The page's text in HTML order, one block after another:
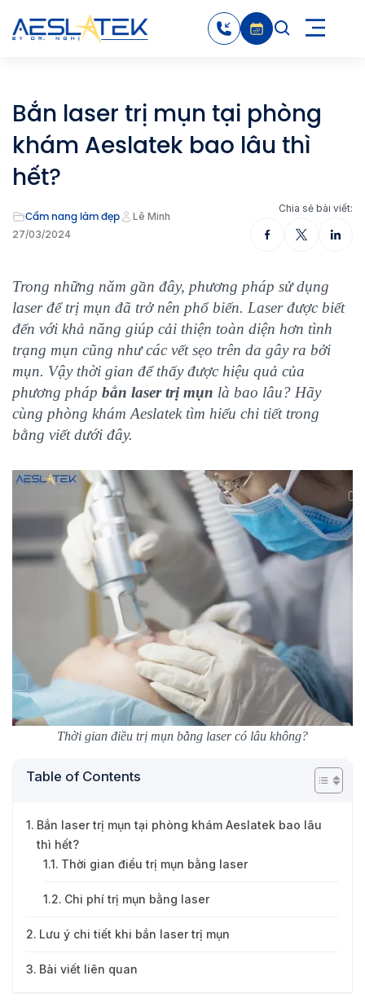
Bắn laser trị mụn tại phòng
khám Aeslatek bao lâu thì
hết?
Cẩm nang làm đẹp
Lê Minh
27/03/2024
Chia sẻ bài viết:
Trong những năm gần đây, phương pháp sử dụng
laser để trị mụn đã trở nên phổ biến. Laser được biết
đến với khả năng giúp cải thiện toàn diện hơn tình
trạng mụn cũng như các vết sẹo trên da gây ra bởi
mụn. Vậy thời gian để thấy được hiệu quả của
phương pháp bắn laser trị mụn là bao lâu? Hãy
cùng phòng khám Aeslatek tìm hiểu chi tiết trong
bằng viết dưới đây.
Thời gian điều trị mụn bằng laser có lâu không?
Table of Contents
Bắn laser trị mụn tại phòng khám Aeslatek bao lâu
thì hết?
Thời gian điều trị mụn bằng laser
Chi phí trị mụn bằng laser
Lưu ý chi tiết khi bắn laser trị mụn
Bài viết liên quan